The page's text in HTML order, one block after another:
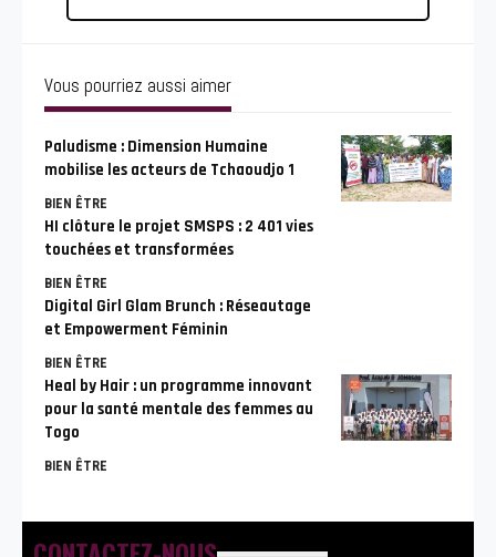
Vous pourriez aussi aimer
Paludisme : Dimension Humaine
mobilise les acteurs de Tchaoudjo 1
BIEN ÊTRE
HI clôture le projet SMSPS : 2 401 vies
touchées et transformées
BIEN ÊTRE
Digital Girl Glam Brunch : Réseautage
et Empowerment Féminin
BIEN ÊTRE
Heal by Hair : un programme innovant
pour la santé mentale des femmes au
Togo
BIEN ÊTRE